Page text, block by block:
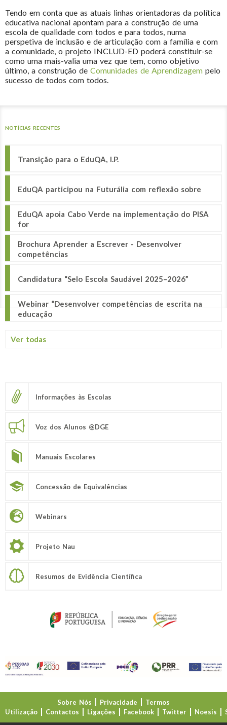
​Tendo em conta que as atuais linhas orientadoras da política
educativa nacional apontam para a construção de uma
escola de qualidade com todos e para todos, numa
perspetiva de inclusão e de articulação com a família e com
a comunidade, o projeto INCLUD-ED poderá constituir-se
como uma mais-valia uma vez que tem, como objetivo
último, a construção de Comunidades de Aprendizagem pelo
sucesso de todos com todos.
NOTÍCIAS RECENTES
Transição para o EduQA, I.P.
EduQA participou na Futurália com reflexão sobre
EduQA apoia Cabo Verde na implementação do PISA
for
Brochura Aprender a Escrever - Desenvolver
competências
Candidatura “Selo Escola Saudável 2025–2026”
Webinar “Desenvolver competências de escrita na
educação
Ver todas
Informações às Escolas
Voz dos Alunos @DGE
Manuais Escolares
Concessão de Equivalências
Webinars
Projeto Nau
Resumos de Evidência Científica
Sobre Nós Privacidade
Termos
Utilização
Contactos Ligações Facebook Twitter Noesis